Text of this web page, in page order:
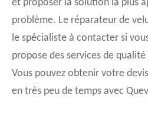
et proposer la solution la plus
problème. Le réparateur de
le spécialiste à contacter si
propose des services de
Vous pouvez obtenir votre
en très peu de temps avec